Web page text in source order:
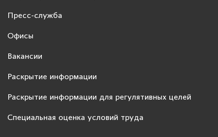
Пресс-служба
Офисы
Вакансии
Раскрытие информации
Раскрытие информации для регулятивных целей
Специальная оценка условий труда